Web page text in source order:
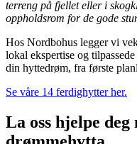
terreng på fjellet eller i
oppholdsrom for de gode
Hos Nordbohus legger vi
lokal ekspertise og
din hyttedrøm, fra første
Se våre 14 ferdighytter her.
La oss hjelpe deg